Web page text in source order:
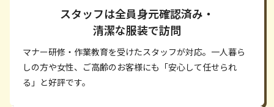
スタッフは全員身元確認済み・
清潔な服装で訪問
マナー研修・作業教育を受けたスタッフが対応。一人暮ら
しの方や女性、ご高齢のお客様にも「安心して任せられ
る」と好評です。